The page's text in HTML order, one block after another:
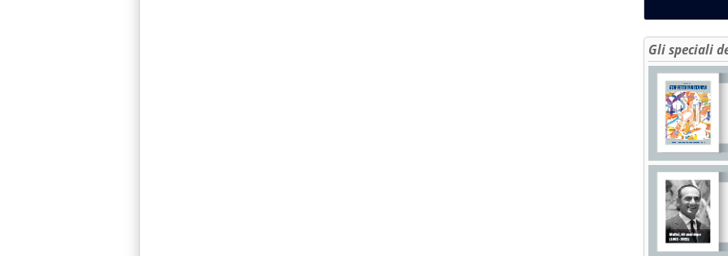
Gli speciali